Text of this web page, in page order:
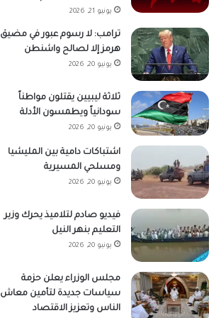
يونيو 21, 2026
ترامب: لا رسوم عبور في مضيق
هرمز إلا لصالح واشنطن
يونيو 20, 2026
ثلاثة ليبيين يقتلون مواطناً
سودانياً ويطمسون الأدلة
يونيو 20, 2026
اشتباكات دامية بين المليشيا
ومسلحي المسيرية
يونيو 20, 2026
فيديو صادم لتلاميذ يحرك وزير
التعليم بنهر النيل
يونيو 20, 2026
مجلس الوزراء يعلن حزمة
سياسات جديدة لتأمين معاش
الناس وتعزيز الاقتصاد